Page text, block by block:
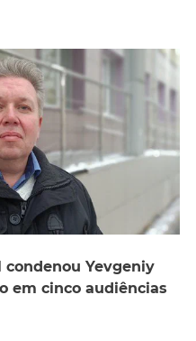
Yevgeniy
em cinco audiências